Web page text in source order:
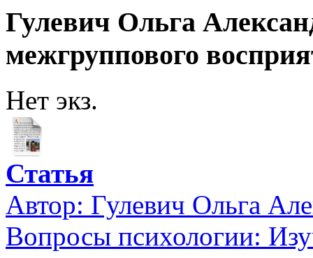
Гулевич Ольга
межгруппового
Нет экз.
Статья
Автор: Гулевич Ольга
Вопросы психологии: